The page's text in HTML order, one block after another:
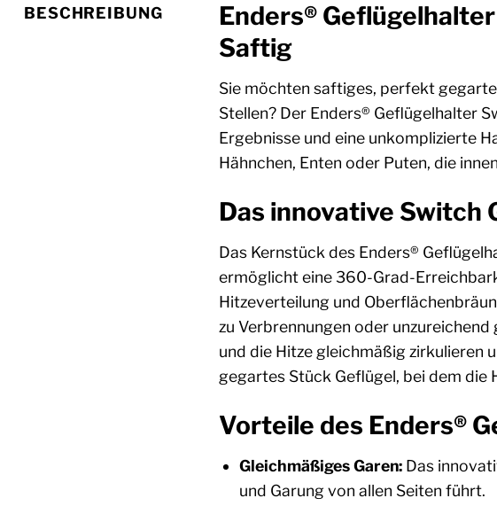
BESCHREIBUNG
Enders®
Saftig
Sie möchten saftiges, perfekt
Stellen? Der Enders® Geflügelhalter
Ergebnisse und eine unkomplizierte
Hähnchen, Enten oder Puten, die
Das innovative Switch
Das Kernstück des Enders®
ermöglicht eine 360-Grad-
Hitzeverteilung und
zu Verbrennungen oder
und die Hitze gleichmäßig zirkulieren
gegartes Stück Geflügel, bei dem
Vorteile des Enders®
Gleichmäßiges Garen:Das
und Garung von allen Seiten führt.